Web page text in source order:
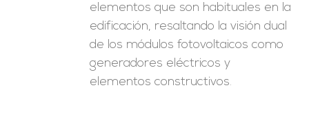
elementos que son habituales en la
edificación, resaltando la visión dual
de los módulos fotovoltaicos como
generadores eléctricos y
elementos constructivos.